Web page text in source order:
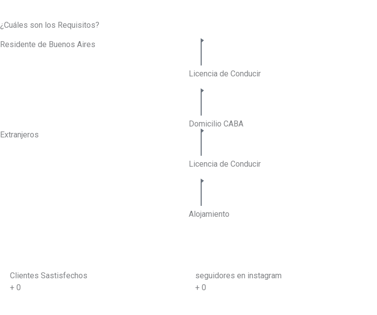
¿Cuáles son los Requisitos?
Residente de Buenos Aires
Licencia de Conducir
Domicilio CABA
Extranjeros
Licencia de Conducir
Alojamiento
Clientes Sastisfechos
+ 0
seguidores en instagram
+ 0